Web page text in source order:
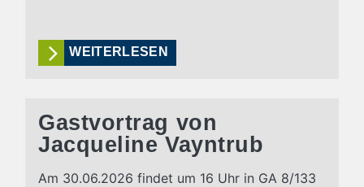
WEITERLESEN
Gastvortrag von
Jacqueline Vayntrub
Am 30.06.2026 findet um 16 Uhr in GA 8/133